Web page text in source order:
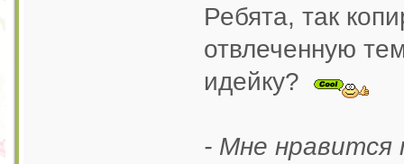
Ребята, так
отвлеченную
идейку?
- Мне нравится